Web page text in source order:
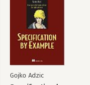
Gojko Adzic